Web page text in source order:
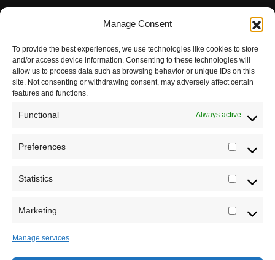
Manage Consent
To provide the best experiences, we use technologies like cookies to store
and/or access device information. Consenting to these technologies will
allow us to process data such as browsing behavior or unique IDs on this
site. Not consenting or withdrawing consent, may adversely affect certain
features and functions.
Functional Always active
Preferences
Statistics
Marketing
Manage services
srede u 12h saznajte najnovije vesti iz sveta
Saradnja